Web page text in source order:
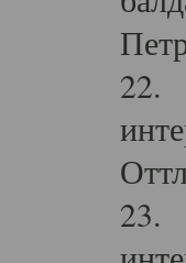
22.
23.